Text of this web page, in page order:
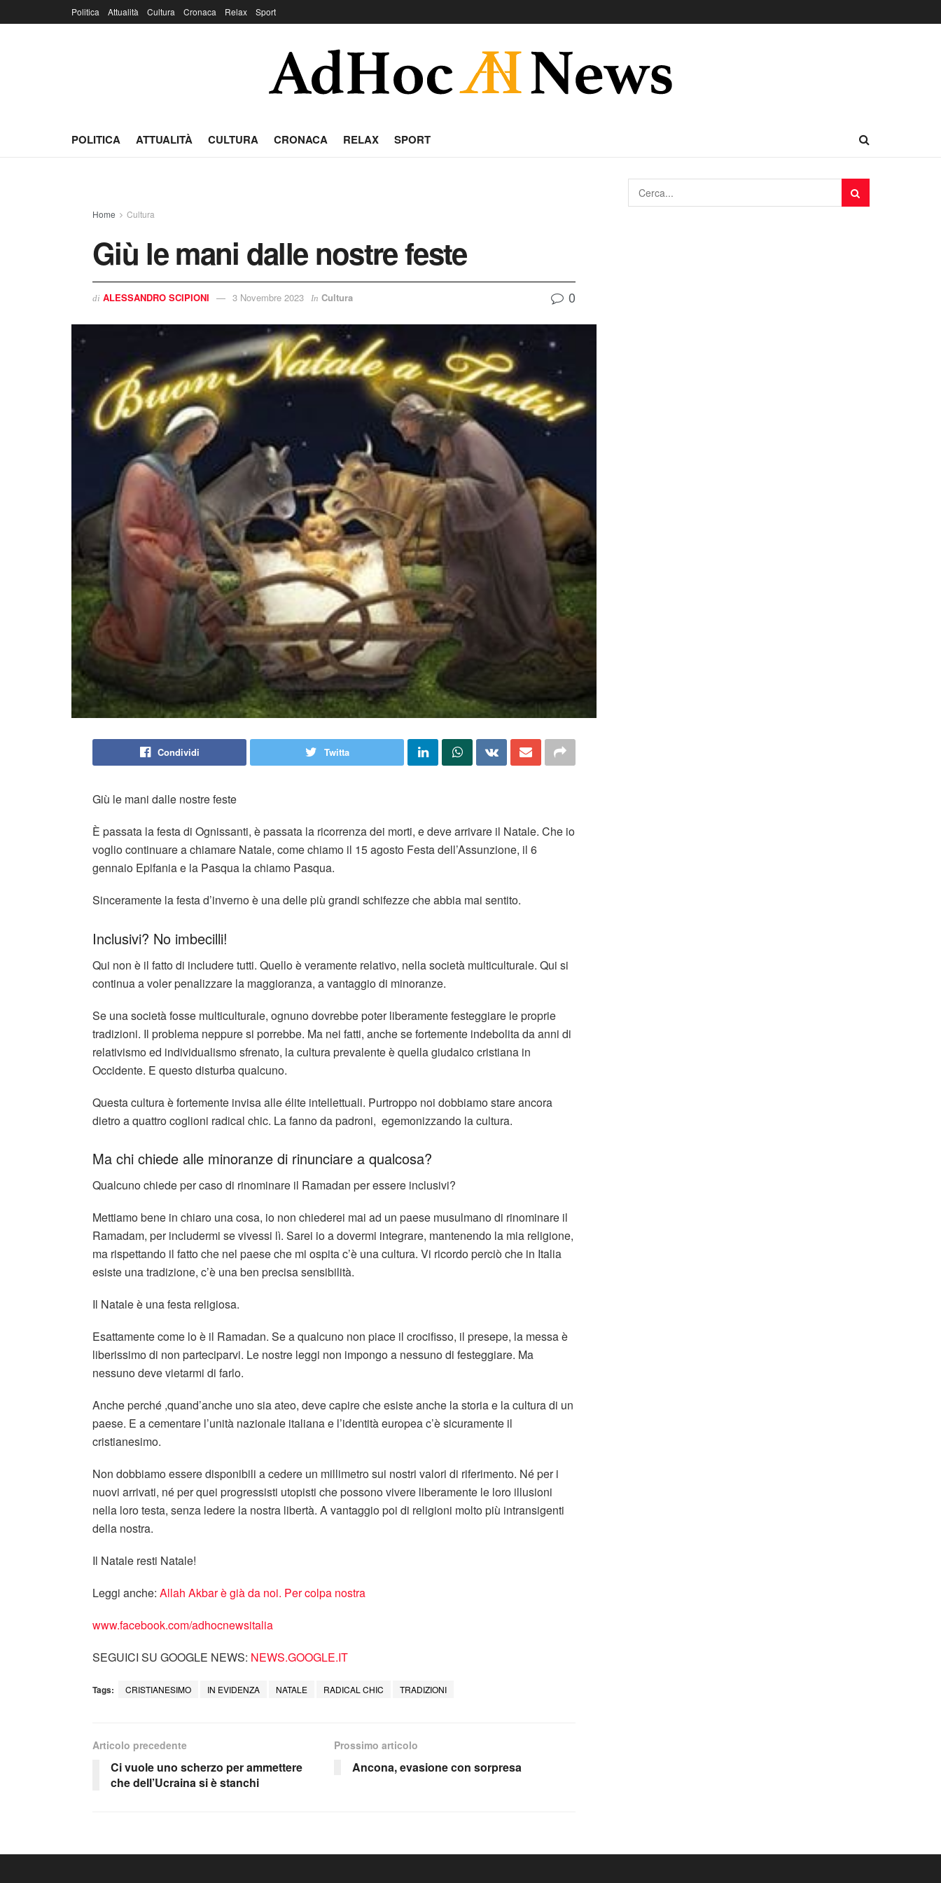
Politica Attualità Cultura Cronaca Relax Sport
POLITICA ATTUALITÀ CULTURA CRONACA RELAX SPORT
Home Cultura
Giù le mani dalle nostre feste
di ALESSANDRO SCIPIONI 3 Novembre 2023 In Cultura 0
Condividi Twitta
Giù le mani dalle nostre feste
È passata la festa di Ognissanti, è passata la ricorrenza dei morti, e deve arrivare il Natale. Che io
voglio continuare a chiamare Natale, come chiamo il 15 agosto Festa dell’Assunzione, il 6
gennaio Epifania e la Pasqua la chiamo Pasqua.
Sinceramente la festa d’inverno è una delle più grandi schifezze che abbia mai sentito.
Inclusivi? No imbecilli!
Qui non è il fatto di includere tutti. Quello è veramente relativo, nella società multiculturale. Qui si
continua a voler penalizzare la maggioranza, a vantaggio di minoranze.
Se una società fosse multiculturale, ognuno dovrebbe poter liberamente festeggiare le proprie
tradizioni. Il problema neppure si porrebbe. Ma nei fatti, anche se fortemente indebolita da anni di
relativismo ed individualismo sfrenato, la cultura prevalente è quella giudaico cristiana in
Occidente. E questo disturba qualcuno.
Questa cultura è fortemente invisa alle élite intellettuali. Purtroppo noi dobbiamo stare ancora
dietro a quattro coglioni radical chic. La fanno da padroni, egemonizzando la cultura.
Ma chi chiede alle minoranze di rinunciare a qualcosa?
Qualcuno chiede per caso di rinominare il Ramadan per essere inclusivi?
Mettiamo bene in chiaro una cosa, io non chiederei mai ad un paese musulmano di rinominare il
Ramadam, per includermi se vivessi lì. Sarei io a dovermi integrare, mantenendo la mia religione,
ma rispettando il fatto che nel paese che mi ospita c’è una cultura. Vi ricordo perciò che in Italia
esiste una tradizione, c’è una ben precisa sensibilità.
Il Natale è una festa religiosa.
Esattamente come lo è il Ramadan. Se a qualcuno non piace il crocifisso, il presepe, la messa è
liberissimo di non parteciparvi. Le nostre leggi non impongo a nessuno di festeggiare. Ma
nessuno deve vietarmi di farlo.
Anche perché ,quand’anche uno sia ateo, deve capire che esiste anche la storia e la cultura di un
paese. E a cementare l’unità nazionale italiana e l’identità europea c’è sicuramente il
cristianesimo.
Non dobbiamo essere disponibili a cedere un millimetro sui nostri valori di riferimento. Né per i
nuovi arrivati, né per quei progressisti utopisti che possono vivere liberamente le loro illusioni
nella loro testa, senza ledere la nostra libertà. A vantaggio poi di religioni molto più intransigenti
della nostra.
Il Natale resti Natale!
Leggi anche: Allah Akbar è già da noi. Per colpa nostra
www.facebook.com/adhocnewsitalia
SEGUICI SU GOOGLE NEWS: NEWS.GOOGLE.IT
Tags: CRISTIANESIMO IN EVIDENZA NATALE RADICAL CHIC TRADIZIONI
Articolo precedente
Ci vuole uno scherzo per ammettere
che dell’Ucraina si è stanchi
Prossimo articolo
Ancona, evasione con sorpresa